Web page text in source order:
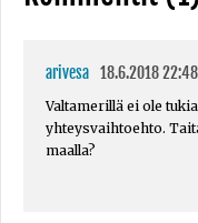
arivesa 18.6.2018 22:48
Valtamerillä ei ole
yhteysvaihtoehto.
maalla?